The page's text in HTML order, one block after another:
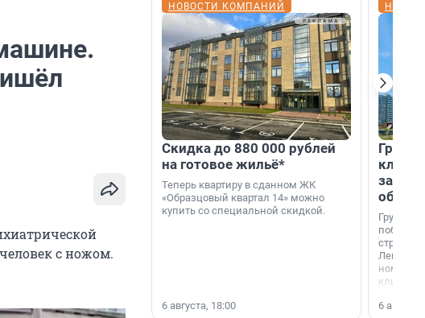
с ножом.
НОВОСТИ КОМПАНИЙ
Скидка до 880 000 рублей
на готовое жильё*
Теперь квартиру в сданном ЖК
«Образцовый квартал 14» можно
купить со специальной скидкой.
6 августа, 18:00
Группа
области».
6